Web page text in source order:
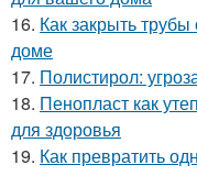
16. Как закрыть
доме
17. Полистирол:
18. Пенопласт как
для здоровья
19. Как превратить